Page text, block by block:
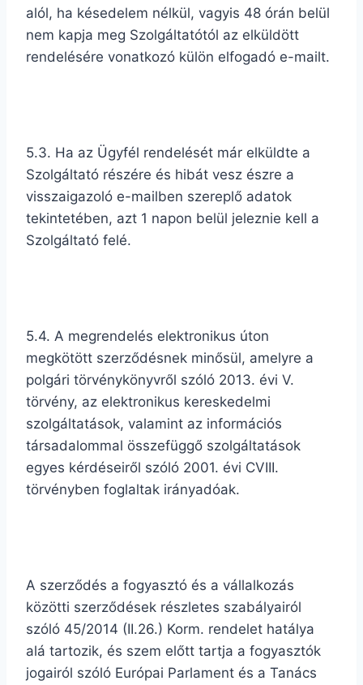
alól, ha késedelem nélkül, vagyis 48 órán belül
nem kapja meg Szolgáltatótól az elküldött
rendelésére vonatkozó külön elfogadó e-mailt.
5.3. Ha az Ügyfél rendelését már elküldte a
Szolgáltató részére és hibát vesz észre a
visszaigazoló e-mailben szereplő adatok
tekintetében, azt 1 napon belül jeleznie kell a
Szolgáltató felé.
5.4. A megrendelés elektronikus úton
megkötött szerződésnek minősül, amelyre a
polgári törvénykönyvről szóló 2013. évi V.
törvény, az elektronikus kereskedelmi
szolgáltatások, valamint az információs
társadalommal összefüggő szolgáltatások
egyes kérdéseiről szóló 2001. évi CVIII.
törvényben foglaltak irányadóak.
A szerződés a fogyasztó és a vállalkozás
közötti szerződések részletes szabályairól
szóló 45/2014 (II.26.) Korm. rendelet hatálya
alá tartozik, és szem előtt tartja a fogyasztók
jogairól szóló Európai Parlament és a Tanács